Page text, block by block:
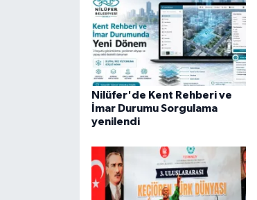
Nilüfer'de Kent Rehberi ve
İmar Durumu Sorgulama
yenilendi